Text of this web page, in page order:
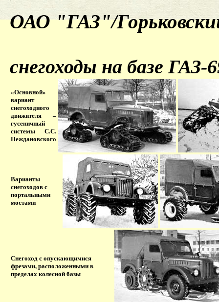
ОАО "ГАЗ"/
снегоходы на базе ГАЗ-
«Основной»
вариант
снегоходного
движителя –
гусеничный
системы С.С.
Неждановского
Варианты
снегоходов с
портальными
мостами
Снегоход с опускающимися
фрезами, расположенными в
пределах колесной базы